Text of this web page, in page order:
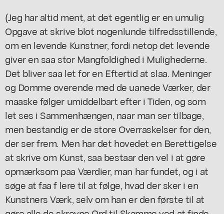
(Jeg har altid ment, at det egentlig er en umulig
Opgave at skrive blot nogenlunde tilfredsstillende,
om en levende Kunstner, fordi netop det levende
giver en saa stor Mangfoldighed i Mulighederne.
Det bliver saa let for en Eftertid at slaa. Meninger
og Domme overende med de uanede Værker, der
maaske følger umiddelbart efter i Tiden, og som
let ses i Sammenhængen, naar man ser tilbage,
men bestandig er de store Overraskelser for den,
der ser frem. Men har det hovedet en Berettigelse
at skrive om Kunst, saa bestaar den vel i at gøre
opmærksom paa Værdier, man har fundet, og i at
søge at faa f lere til at følge, hvad der sker i en
Kunstners Værk, selv om han er den første til at